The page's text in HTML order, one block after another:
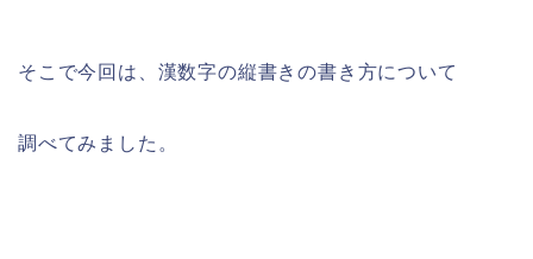
そこで今回は、漢数字の縦書きの書き方について
調べてみました。